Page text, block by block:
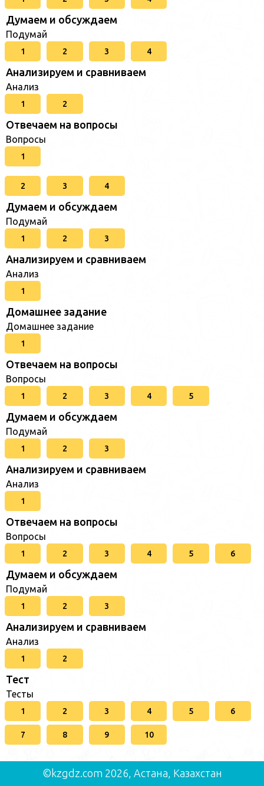
Думаем и обсуждаем
Подумай
1 2 3 4
Анализируем и сравниваем
Анализ
1 2
Отвечаем на вопросы
Вопросы
1
2 3 4
Думаем и обсуждаем
Подумай
1 2 3
Анализируем и сравниваем
Анализ
1
Домашнее задание
Домашнее задание
1
Отвечаем на вопросы
Вопросы
1 2 3 4 5
Думаем и обсуждаем
Подумай
1 2 3
Анализируем и сравниваем
Анализ
1
Отвечаем на вопросы
Вопросы
1 2 3 4 5 6
Думаем и обсуждаем
Подумай
1 2 3
Анализируем и сравниваем
Анализ
1 2
Тест
Тесты
1 2 3 4 5 6
7 8 9 10
©kzgdz.com 2026, Астана, Казахстан